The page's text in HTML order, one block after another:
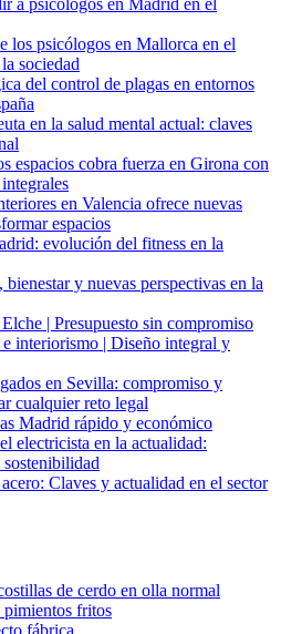
a psicólogos en Madrid en el
los psicólogos en Mallorca en el
sociedad
del control de plagas en entornos
en la salud mental actual: claves
espacios cobra fuerza en Girona con
en Valencia ofrece nuevas
espacios
evolución del fitness en la
y nuevas perspectivas en la
| Presupuesto sin compromiso
interiorismo | Diseño integral y
en Sevilla: compromiso y
cualquier reto legal
Madrid rápido y económico
electricista en la actualidad:
Claves y actualidad en el sector
de cerdo en olla normal
pimientos fritos
fábrica